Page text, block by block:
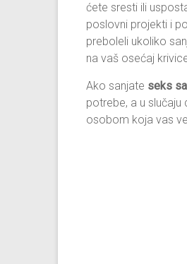
ćete sresti ili
poslovni projekti i
preboleli ukoliko
na vaš osećaj
Ako sanjate seks
potrebe, a u slučaju
osobom koja vas